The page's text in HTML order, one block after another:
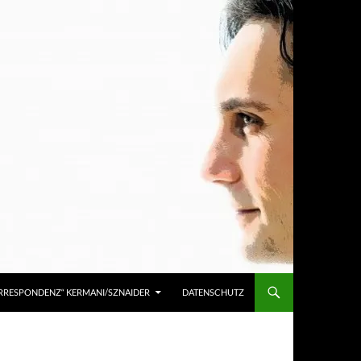
KERMANI/SZNAIDER DATENSCHUTZ